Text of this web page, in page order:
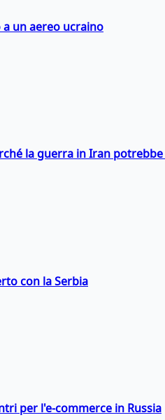
un aereo ucraino
la guerra in Iran
con la Serbia
per l'e-commerce in Russia